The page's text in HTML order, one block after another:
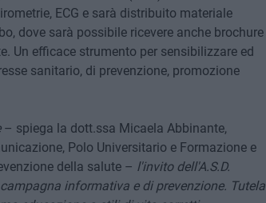
ECG e sarà distribuito materiale
dove sarà possibile ricevere anche brochure
Un efficace strumento per sensibilizzare ed
sanitario, di prevenzione, promozione
– spiega la dott.ssa Micaela Abbinante,
Polo Universitario e Formazione e
della salute – l'invito dell'A.S.D.
informativa e di prevenzione. Tutela